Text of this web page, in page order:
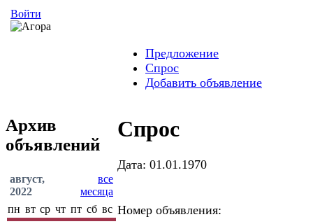
Войти
Предложение
Спрос
Добавить объявление
Архив
объявлений
август,
2022
все
месяца
пн вт ср чт пт сб вс
Спрос
Дата: 01.01.1970
Номер объявления: